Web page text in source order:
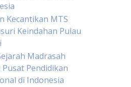
Kecantikan MTS
Keindahan Pulau
Madrasah
Pusat Pendidikan
di Indonesia